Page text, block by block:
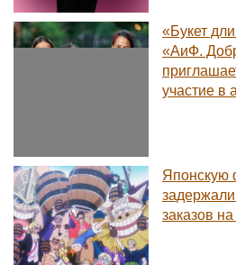
«Букет
«АиФ.
участие в
Японскую
заказов